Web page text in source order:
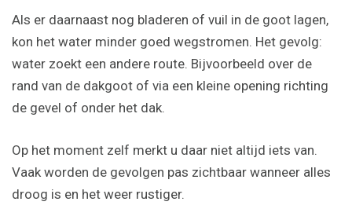
Als er daarnaast nog bladeren of vuil in de goot lagen,
kon het water minder goed wegstromen. Het gevolg:
water zoekt een andere route. Bijvoorbeeld over de
rand van de dakgoot of via een kleine opening richting
de gevel of onder het dak.
Op het moment zelf merkt u daar niet altijd iets van.
Vaak worden de gevolgen pas zichtbaar wanneer alles
droog is en het weer rustiger.